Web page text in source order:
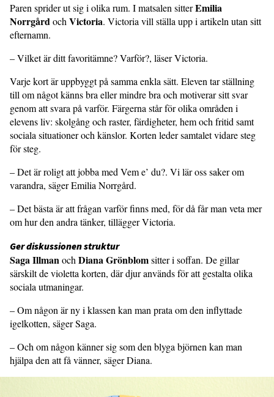
Paren sprider ut sig i olika rum. I matsalen sitterEmilia
NorrgårdochVictoria. Victoria vill ställa upp i artikeln utan sitt
efternamn.
– Vilket är ditt favoritämne? Varför?, läser Victoria.
Varje kort är uppbyggt på samma enkla sätt. Eleven tar ställning
till om något känns bra eller mindre bra och motiverar sitt svar
genom att svara på varför. Färgerna står för olika områden i
elevens liv: skolgång och raster, färdigheter, hem och fritid samt
sociala situationer och känslor. Korten leder samtalet vidare steg
för steg.
– Det är roligt att jobba med Vem e’ du?. Vi lär oss saker om
varandra, säger Emilia Norrgård.
– Det bästa är att frågan varför finns med, för då får man veta mer
om hur den andra tänker, tillägger Victoria.
Ger diskussionen struktur
Saga IllmanochDiana Grönblomsitter i soffan. De gillar
särskilt de violetta korten, där djur används för att gestalta olika
sociala utmaningar.
– Om någon är ny i klassen kan man prata om den inflyttade
igelkotten, säger Saga.
– Och om någon känner sig som den blyga björnen kan man
hjälpa den att få vänner, säger Diana.